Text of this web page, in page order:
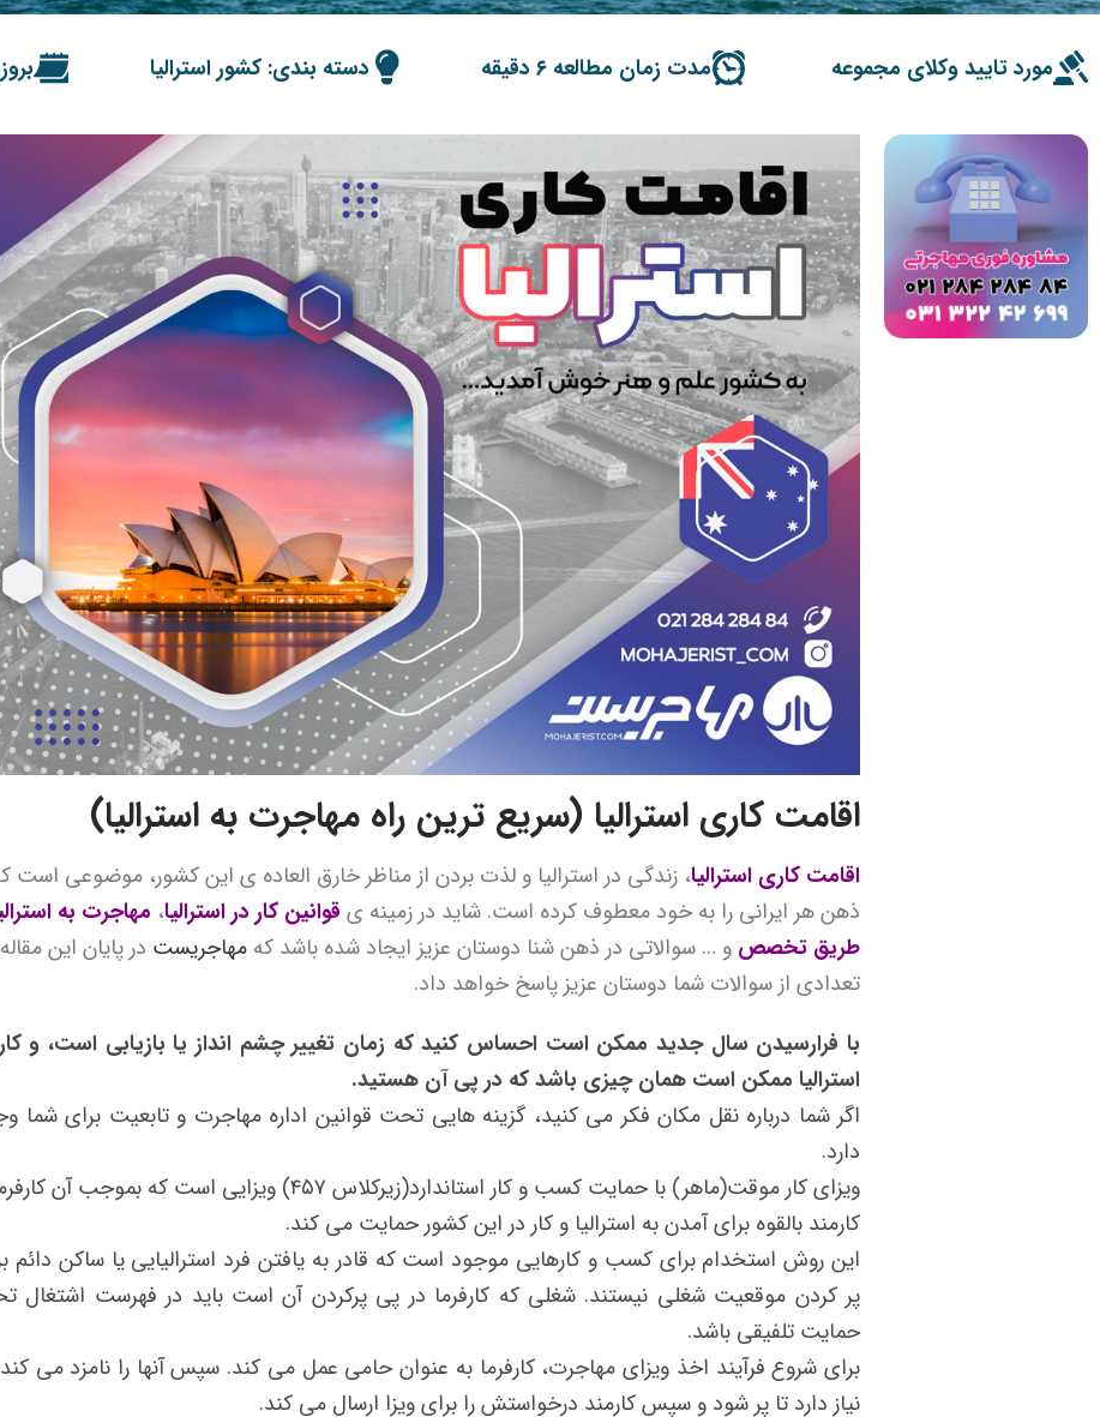
مورد تایید وکلای مجموعه مدت زمان مطالعه ۶ دقیقه دسته بندی: کشور استرالیا
اقامت کاری استرالیا (سریع ترین راه مهاجرت به استرالیا)
اقامت کاری استرالیا، زندگی در استرالیا و لذت بردن از مناظر خارق العاده ی این کشور، موضوعی است
ذهن هر ایرانی را به خود معطوف کرده است. شاید در زمینه ی قوانین کار در استرالیا، مهاجرت به
طریق تخصص و … سوالاتی در ذهن شنا دوستان عزیز ایجاد شده باشد که مهاجریست در پایان این
تعدادی از سوالات شما دوستان عزیز پاسخ خواهد داد.
با فرارسیدن سال جدید ممکن است احساس کنید که زمان تغییر چشم انداز یا بازیابی است، و
استرالیا ممکن است همان چیزی باشد که در پی آن هستید.
اگر شما درباره نقل مکان فکر می کنید، گزینه هایی تحت قوانین اداره مهاجرت و تابعیت برای شما
دارد.
ویزای کار موقت(ماهر) با حمایت کسب و کار استاندارد(زیرکلاس ۴۵۷) ویزایی است که بموجب آن
کارمند بالقوه برای آمدن به استرالیا و کار در این کشور حمایت می کند.
این روش استخدام برای کسب و کارهایی موجود است که قادر به یافتن فرد استرالیایی یا ساکن دائم
پر کردن موقعیت شغلی نیستند. شغلی که کارفرما در پی پرکردن آن است باید در فهرست اشتغال
حمایت تلفیقی باشد.
برای شروع فرآیند اخذ ویزای مهاجرت، کارفرما به عنوان حامی عمل می کند. سپس آنها را نامزد می
نیاز دارد تا پر شود و سپس کارمند درخواستش را برای ویزا ارسال می کند.